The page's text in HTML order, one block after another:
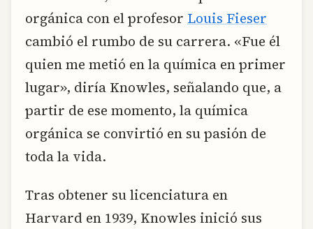
orgánica con el profesor Louis Fieser
cambió el rumbo de su carrera. «Fue él
quien me metió en la química en primer
lugar», diría Knowles, señalando que, a
partir de ese momento, la química
orgánica se convirtió en su pasión de
toda la vida.
Tras obtener su licenciatura en
Harvard en 1939, Knowles inició sus